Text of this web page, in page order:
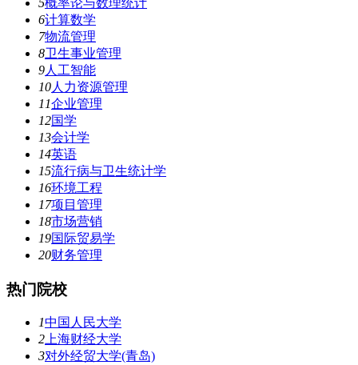
5概率论与数理统计
6计算数学
7物流管理
8卫生事业管理
9人工智能
10人力资源管理
11企业管理
12国学
13会计学
14英语
15流行病与卫生统计学
16环境工程
17项目管理
18市场营销
19国际贸易学
20财务管理
热门院校
1中国人民大学
2 上海财经大学
3对外经贸大学(青岛)